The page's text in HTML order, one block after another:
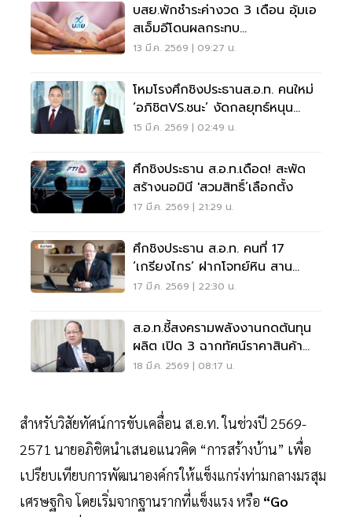
บสย.พักชำระค่างวด 3 เดือน อุ้มเอ
สเอ็มอีโดนผลกระทบ
ตะวันออกกลาง
13 มี.ค. 2569 | 09:27 น.
โหมโรงศึกชิงประธานส.อ.ท. คนใหม่
‘อภิชิตVS.ชนะ’ งัดกลยุทธ์หนุน
SMEs ขับเคลื่อนเศรษฐกิจ
15 มี.ค. 2569 | 02:49 น.
ศึกชิงประธาน ส.อ.ท.เดือด! สะพัด
สร้างนอมินี 'สวมสิทธิ์’เลือกตั้ง
17 มี.ค. 2569 | 21:29 น.
ศึกชิงประธาน ส.อ.ท. คนที่ 17
‘เกรียงไกร’ ฝากโจทย์หิน สาน
ONE FTI ฝ่าวิกฤตโลก
17 มี.ค. 2569 | 22:30 น.
ส.อ.ท.ชี้สงครามพลังงานกดต้นทุน
ผลิต เปิด 3 ฉากทัศน์ราคาสินค้า
ไทย
18 มี.ค. 2569 | 08:17 น.
สำหรับวิสัยทัศน์การขับเคลื่อน ส.อ.ท. ในช่วงปี 2569-
2571 นายอภิชิตนำเสนอแนวคิด “การสร้างบ้าน” เพื่อ
เปรียบเทียบการพัฒนาองค์กรให้แข็งแกร่งท่ามกลางมรสุม
เศรษฐกิจ โดยเริ่มจากฐานรากที่แข็งแรง หรือ “Go